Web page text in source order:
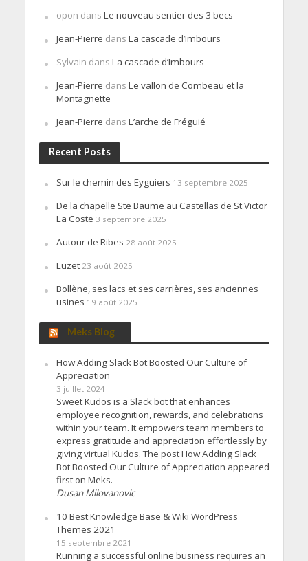
opon dans Le nouveau sentier des 3 becs
Jean-Pierre dans La cascade d’Imbours
Sylvain dans La cascade d’Imbours
Jean-Pierre dans Le vallon de Combeau et la
Montagnette
Jean-Pierre dans L’arche de Fréguié
Recent Posts
Sur le chemin des Eyguiers 13 septembre 2025
De la chapelle Ste Baume au Castellas de St Victor
La Coste 3 septembre 2025
Autour de Ribes 28 août 2025
Luzet 23 août 2025
Bollène, ses lacs et ses carrières, ses anciennes
usines 19 août 2025
Meks Blog
How Adding Slack Bot Boosted Our Culture of
Appreciation
3 juillet 2024
Sweet Kudos is a Slack bot that enhances
employee recognition, rewards, and celebrations
within your team. It empowers team members to
express gratitude and appreciation effortlessly by
giving virtual Kudos. The post How Adding Slack
Bot Boosted Our Culture of Appreciation appeared
first on Meks.
Dusan Milovanovic
10 Best Knowledge Base & Wiki WordPress
Themes 2021
15 septembre 2021
Running a successful online business requires an